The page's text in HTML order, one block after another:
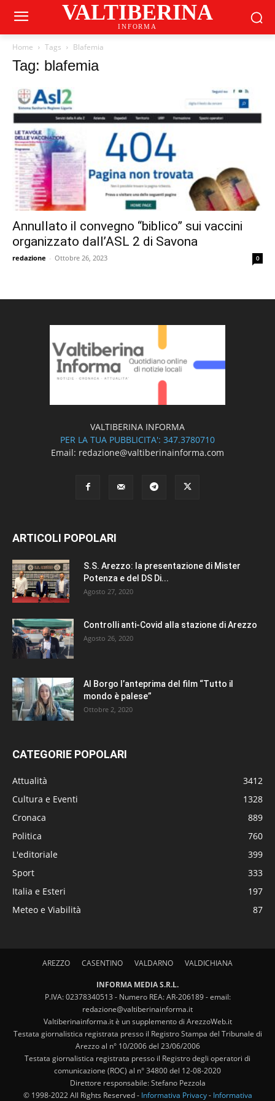
VALTIBERINA
INFORMA
Home Tags Blafemia
Tag: blafemia
Annullato il convegno “biblico” sui vaccini
organizzato dall’ASL 2 di Savona
redazione - Ottobre 26, 2023 0
VALTIBERINA INFORMA
PER LA TUA PUBBLICITA': 347.3780710
Email: redazione@valtiberinainforma.com
ARTICOLI POPOLARI
S.S. Arezzo: la presentazione di Mister
Potenza e del DS Di...
Agosto 27, 2020
Controlli anti-Covid alla stazione di Arezzo
Agosto 26, 2020
Al Borgo l’anteprima del film “Tutto il
mondo è palese”
Ottobre 2, 2020
CATEGORIE POPOLARI
Attualità
3412
Cultura e Eventi
1328
Cronaca
889
Politica
760
L'editoriale
399
Sport
333
Italia e Esteri
197
Meteo e Viabilità
87
AREZZO CASENTINO VALDARNO VALDICHIANA
INFORMA MEDIA S.R.L.
P.IVA: 02378340513 - Numero REA: AR-206189 - email:
redazione@valtiberinainforma.it
Valtiberinainforma.it è un supplemento di ArezzoWeb.it
Testata giornalistica registrata presso il Registro Stampa del Tribunale di
Arezzo al n° 10/2006 del 23/06/2006
Testata giornalistica registrata presso il Registro degli operatori di
comunicazione (ROC) al n° 34800 del 12-08-2020
Direttore responsabile: Stefano Pezzola
© 1998-2022 All Rights Reserved - Informativa Privacy- Informativa